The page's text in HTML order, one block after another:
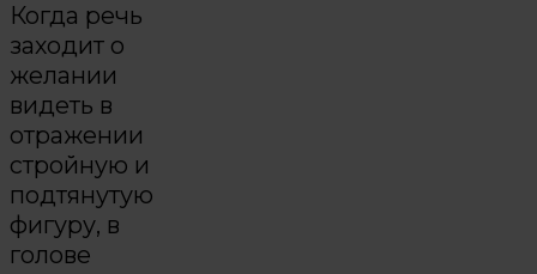
Когда речь
заходит о
желании
видеть в
отражении
стройную и
подтянутую
фигуру, в
голове